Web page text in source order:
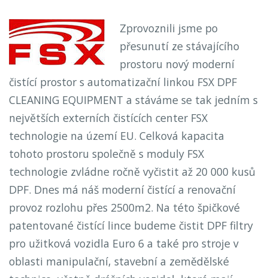
Zprovoznili jsme po
přesunutí ze stávajícího
prostoru nový moderní
čistící prostor s automatizační linkou FSX DPF
CLEANING EQUIPMENT a stáváme se tak jedním s
největších externích čistících center FSX
technologie na území EU. Celková kapacita
tohoto prostoru společně s moduly FSX
technologie zvládne ročně vyčistit až 20 000 kusů
DPF. Dnes má náš moderní čistící a renovační
provoz rozlohu přes 2500m2. Na této špičkové
patentované čistící lince budeme čistit DPF filtry
pro užitková vozidla Euro 6 a také pro stroje v
oblasti manipulační, stavební a zemědělské